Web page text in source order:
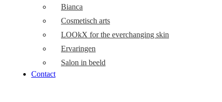
Bianca
Cosmetisch arts
LOOkX for the everchanging skin
Ervaringen
Salon in beeld
Contact